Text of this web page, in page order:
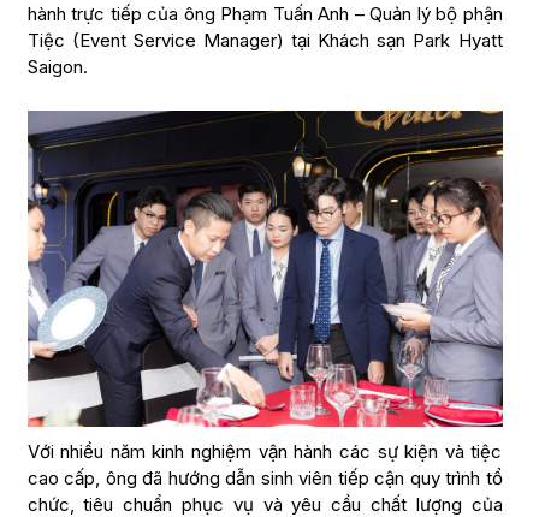
hành trực tiếp của ông Phạm Tuấn Anh – Quản lý bộ phận
Tiệc (Event Service Manager) tại Khách sạn Park Hyatt
Saigon.
Với nhiều năm kinh nghiệm vận hành các sự kiện và tiệc
cao cấp, ông đã hướng dẫn sinh viên tiếp cận quy trình tổ
chức, tiêu chuẩn phục vụ và yêu cầu chất lượng của